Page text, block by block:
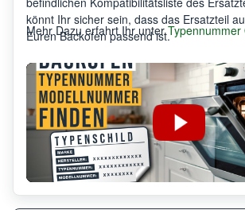
könnt Ihr sicher sein, dass das Ersatzteil
Euren Backofen passend ist.
Mehr Dazu erfahrt Ihr unterTypennummer